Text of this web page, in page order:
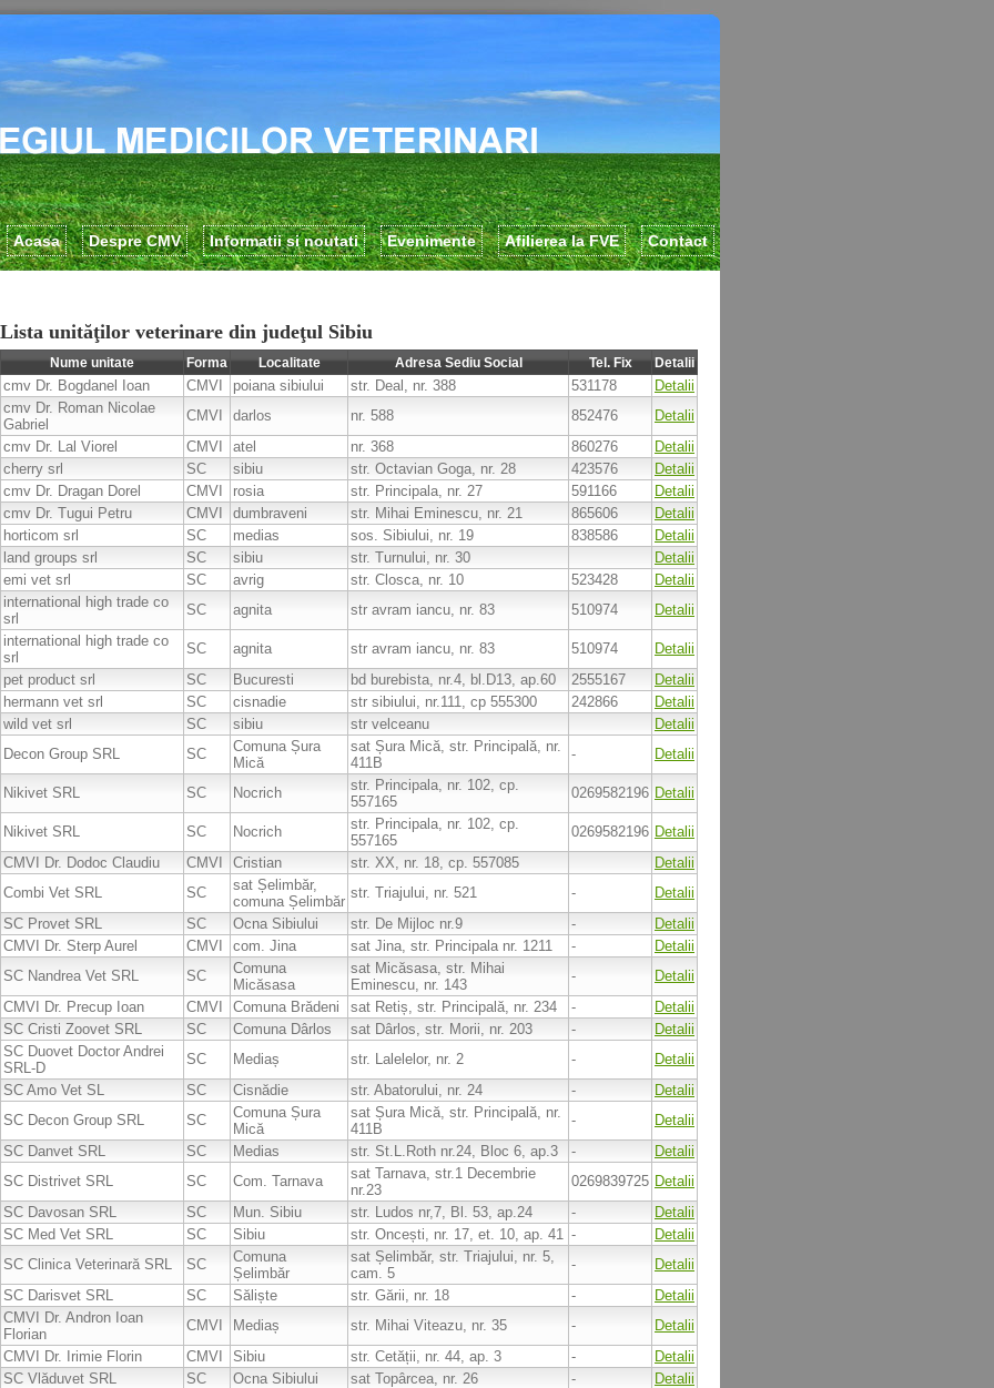
Acasa Despre CMV Informatii si noutati Evenimente Afilierea la FVE Contact
Lista unităţilor veterinare din judeţul Sibiu
Nume unitate Forma Localitate Adresa Sediu Social Tel. Fix Detalii
cmv Dr. Bogdanel Ioan CMVI poiana sibiului str. Deal, nr. 388 531178
Detalii
cmv Dr. Roman Nicolae
Gabriel
CMVI darlos nr. 588 852476
Detalii
cmv Dr. Lal Viorel
CMVI atel nr. 368 860276
Detalii
cherry srl
SC sibiu str. Octavian Goga, nr. 28 423576
Detalii
cmv Dr. Dragan Dorel
CMVI rosia str. Principala, nr. 27 591166
Detalii
cmv Dr. Tugui Petru
CMVI dumbraveni str. Mihai Eminescu, nr. 21 865606
Detalii
horticom srl
SC medias sos. Sibiului, nr. 19 838586
Detalii
land groups srl
SC sibiu str. Turnului, nr. 30
Detalii
emi vet srl
SC avrig str. Closca, nr. 10 523428
Detalii
international high trade co
srl
SC agnita str avram iancu, nr. 83 510974
Detalii
international high trade co
srl
SC agnita str avram iancu, nr. 83 510974
Detalii
pet product srl
SC Bucuresti bd burebista, nr.4, bl.D13, ap.60 2555167
Detalii
hermann vet srl
SC cisnadie str sibiului, nr.111, cp 555300 242866
Detalii
wild vet srl
SC sibiu str velceanu
Detalii
Decon Group SRL
SC
Comuna Șura
Mică
sat Șura Mică, str. Principală, nr.
411B
- Detalii
Nikivet SRL SC Nocrich
str. Principala, nr. 102, cp.
557165
0269582196 Detalii
Nikivet SRL SC Nocrich
str. Principala, nr. 102, cp.
557165
0269582196 Detalii
CMVI Dr. Dodoc Claudiu
CMVI Cristian str. XX, nr. 18, cp. 557085
Detalii
Combi Vet SRL
SC
sat Șelimbăr,
comuna Șelimbăr
str. Triajului, nr. 521 -
Detalii
SC Provet SRL
SC Ocna Sibiului str. De Mijloc nr.9 -
Detalii
CMVI Dr. Sterp Aurel
CMVI com. Jina sat Jina, str. Principala nr. 1211 -
Detalii
SC Nandrea Vet SRL
SC
Comuna
Micăsasa
sat Micăsasa, str. Mihai
Eminescu, nr. 143
-
Detalii
CMVI Dr. Precup Ioan
CMVI Comuna Brădeni sat Retiș, str. Principală, nr. 234 -
Detalii
SC Cristi Zoovet SRL
SC Comuna Dârlos sat Dârlos, str. Morii, nr. 203 -
Detalii
SC Duovet Doctor Andrei
SRL-D
SC Mediaș str. Lalelelor, nr. 2 -
Detalii
SC Amo Vet SL
SC Cisnădie str. Abatorului, nr. 24 -
Detalii
SC Decon Group SRL
SC
Comuna Șura
Mică
sat Șura Mică, str. Principală, nr.
411B
-
Detalii
SC Danvet SRL
SC Medias str. St.L.Roth nr.24, Bloc 6, ap.3 -
Detalii
SC Distrivet SRL
SC Com. Tarnava
sat Tarnava, str.1 Decembrie
nr.23
0269839725 Detalii
SC Davosan SRL
SC Mun. Sibiu str. Ludos nr,7, Bl. 53, ap.24 -
Detalii
SC Med Vet SRL
SC Sibiu str. Oncești, nr. 17, et. 10, ap. 41 -
Detalii
SC Clinica Veterinară SRL
SC
Comuna
Șelimbăr
sat Șelimbăr, str. Triajului, nr. 5,
cam. 5
-
Detalii
SC Darisvet SRL
SC Săliște str. Gării, nr. 18 -
Detalii
CMVI Dr. Andron Ioan
Florian
CMVI Mediaș str. Mihai Viteazu, nr. 35 -
Detalii
CMVI Dr. Irimie Florin
CMVI Sibiu str. Cetății, nr. 44, ap. 3 -
Detalii
SC Vlăduvet SRL
SC Ocna Sibiului sat Topârcea, nr. 26 -
Detalii